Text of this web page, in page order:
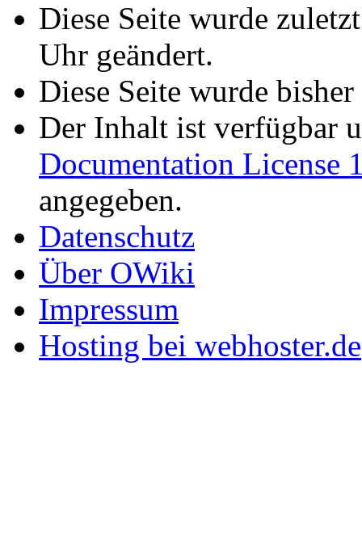
Diese Seite wurde
Uhr geändert.
Diese Seite wurde
Der Inhalt ist verfügbar
Documentation License
angegeben.
Datenschutz
Über OWiki
Impressum
Hosting bei webhoster.de